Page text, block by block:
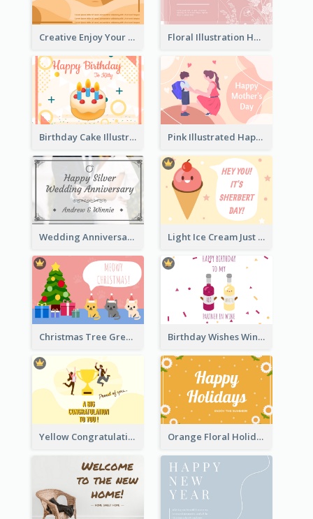
Creative Enjoy Your Trip Card Floral Illustration Happy Mother's Day Celebration Card
Birthday Cake Illustration Greeting Card Pink Illustrated Happy Mother's Day Celebration Card
Wedding Anniversary Greeting Card Light Ice Cream Just Because Greeting Card
Christmas Tree Greeting Card Birthday Wishes Wine Card
Yellow Congratulation Greeting Card Orange Floral Holidays Celebration Card